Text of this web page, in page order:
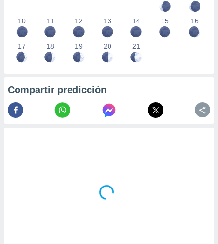
10 11 12 13 14 15 16
17 18 19 20 21
Compartir predicción